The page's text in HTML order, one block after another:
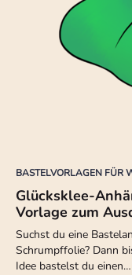
BASTELVORLAGEN FÜR
Glücksklee-
Vorlage zum
Suchst du eine
Schrumpffolie? Dann
Idee bastelst du einen…